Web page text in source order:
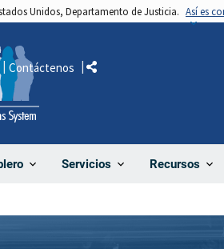
Unidos, Departamento de Justicia. Así es
Servicios Recursos
Contáctenos Comparte